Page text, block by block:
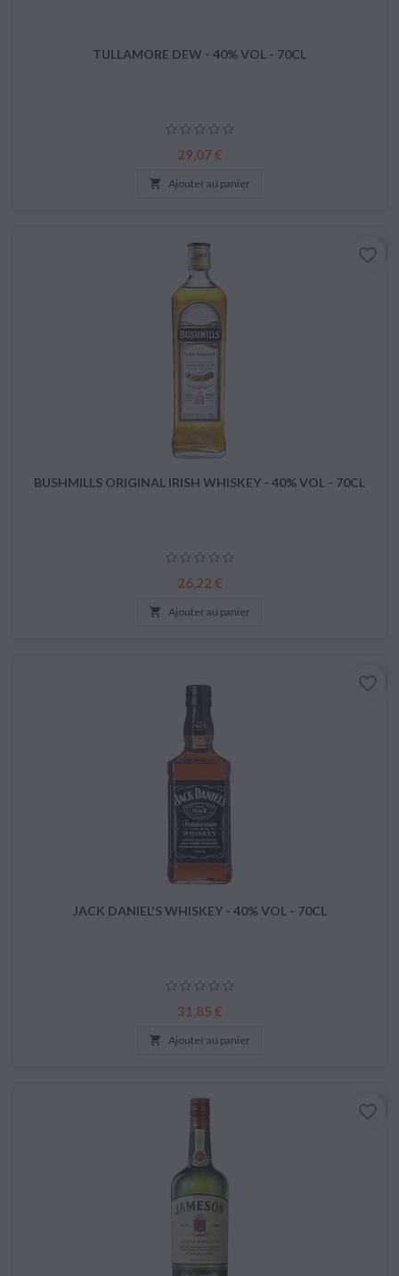
TULLAMORE DEW - 40% VOL - 70CL
Prix
29,07 €
 Ajouter au panier
BUSHMILLS ORIGINAL IRISH WHISKEY - 40% VOL - 70CL
Prix
26,22 €
 Ajouter au panier
favorite_border
JACK DANIEL'S WHISKEY - 40% VOL - 70CL
Prix
31,85 €
 Ajouter au panier
favorite_border
favorite_border